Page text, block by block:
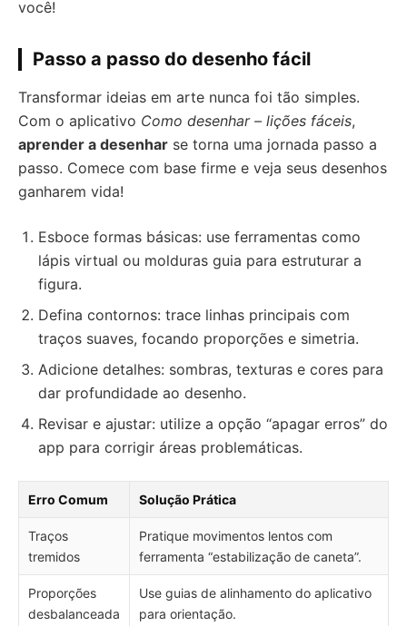
você!
Passo a passo do desenho fácil
Transformar ideias em arte nunca foi tão simples.
Com o aplicativo Como desenhar – lições fáceis,
aprender a desenhar se torna uma jornada passo a
passo. Comece com base firme e veja seus desenhos
ganharem vida!
Esboce formas básicas: use ferramentas como
lápis virtual ou molduras guia para estruturar a
figura.
Defina contornos: trace linhas principais com
traços suaves, focando proporções e simetria.
Adicione detalhes: sombras, texturas e cores para
dar profundidade ao desenho.
Revisar e ajustar: utilize a opção “apagar erros” do
app para corrigir áreas problemáticas.
Erro Comum Solução Prática
Traços
tremidos
Pratique movimentos lentos com
ferramenta “estabilização de caneta”.
Proporções
desbalanceada
Use guias de alinhamento do aplicativo
para orientação.